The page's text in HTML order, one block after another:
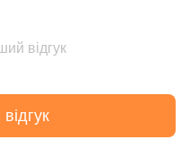
відгук